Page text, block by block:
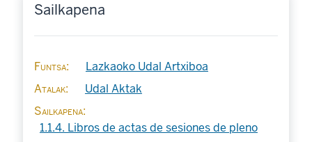
Sailkapena
Funtsa
Lazkaoko Udal Artxiboa
Atalak
Udal Aktak
Sailkapena
1.1.4. Libros de actas de sesiones de pleno